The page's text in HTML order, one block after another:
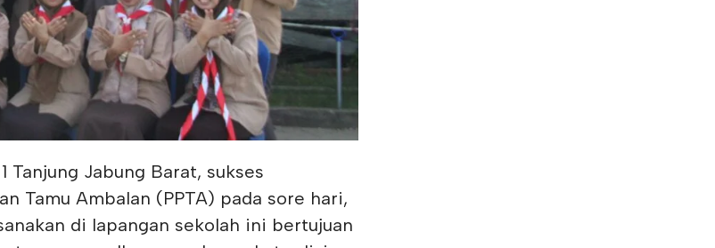
Tanjung Jabung Barat, sukses
Tamu Ambalan (PPTA) pada sore hari,
di lapangan sekolah ini bertujuan